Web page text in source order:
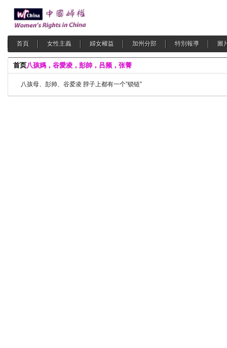
首頁 女性主義 婦女權益 加州分部 特別報導 圖
首页八孩媽，谷愛凌，彭帥，吕频，张菁
八孩母、彭帅、谷爱凌 脖子上都有一个”锁链”